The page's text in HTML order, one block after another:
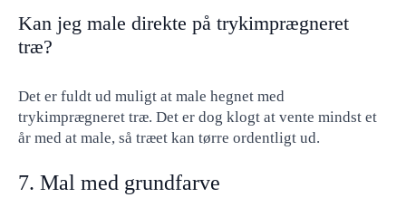
Kan jeg male direkte på trykimprægneret
træ?
Det er fuldt ud muligt at male hegnet med
trykimprægneret træ. Det er dog klogt at vente mindst et
år med at male, så træet kan tørre ordentligt ud.
7. Mal med grundfarve